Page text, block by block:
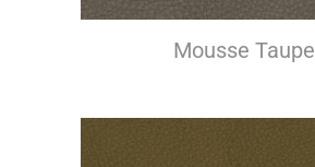
Mousse Taupe